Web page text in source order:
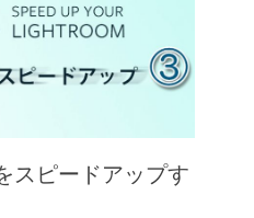
スピードアップす